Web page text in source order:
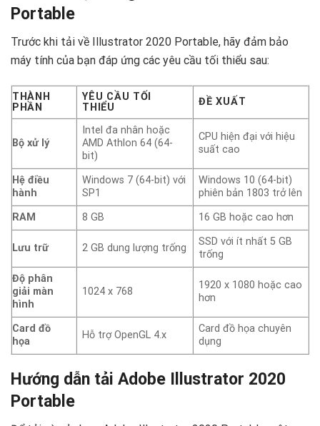
Portable
Trước khi tải về Illustrator 2020 Portable, hãy đảm bảo
máy tính của bạn đáp ứng các yêu cầu tối thiểu sau:
THÀNH
PHẦN
YÊU CẦU TỐI
THIỂU
ĐỀ XUẤT
Bộ xử lý
Intel đa nhân hoặc
AMD Athlon 64 (64-
bit)
CPU hiện đại với hiệu
suất cao
Hệ điều
hành
Windows 7 (64-bit) với
SP1
Windows 10 (64-bit)
phiên bản 1803 trở lên
RAM
8 GB 16 GB hoặc cao hơn
Lưu trữ 2 GB dung lượng trống
SSD với ít nhất 5 GB
trống
Độ phân
giải màn
hình
1024 x 768
1920 x 1080 hoặc cao
hơn
Card đồ
họa
Hỗ trợ OpenGL 4.x
Card đồ họa chuyên
dụng
Hướng dẫn tải Adobe Illustrator 2020
Portable